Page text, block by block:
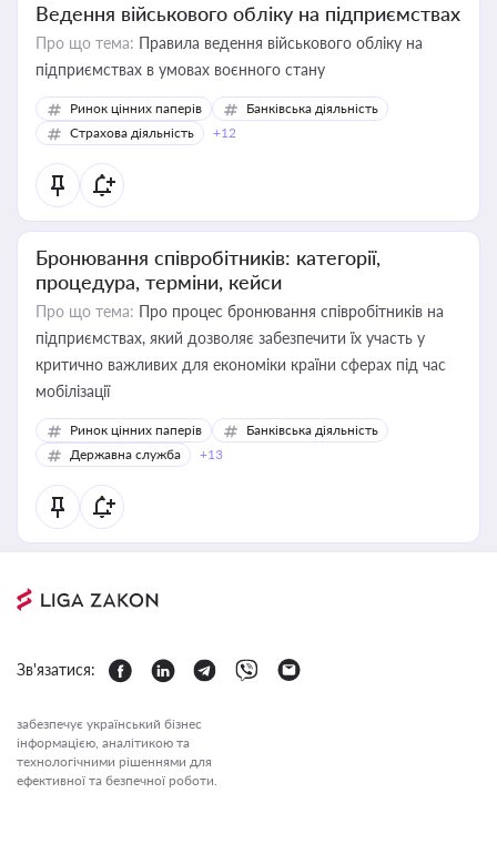
Ведення військового обліку на підприємствах
Про що тема: Правила ведення військового обліку на
підприємствах в умовах воєнного стану
Ринок цінних паперів
Банківська діяльність
Страхова діяльність
+12
Бронювання співробітників: категорії,
процедура, терміни, кейси
Про що тема: Про процес бронювання співробітників на
підприємствах, який дозволяє забезпечити їх участь у
критично важливих для економіки країни сферах під час
мобілізації
Ринок цінних паперів
Банківська діяльність
Державна служба
+13
Зв'язатися:
забезпечує український бізнес
інформацією, аналітикою та
технологічними рішеннями для
ефективної та безпечної роботи.